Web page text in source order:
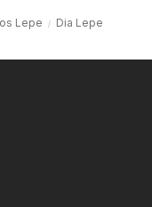
Lepe Dia Lepe